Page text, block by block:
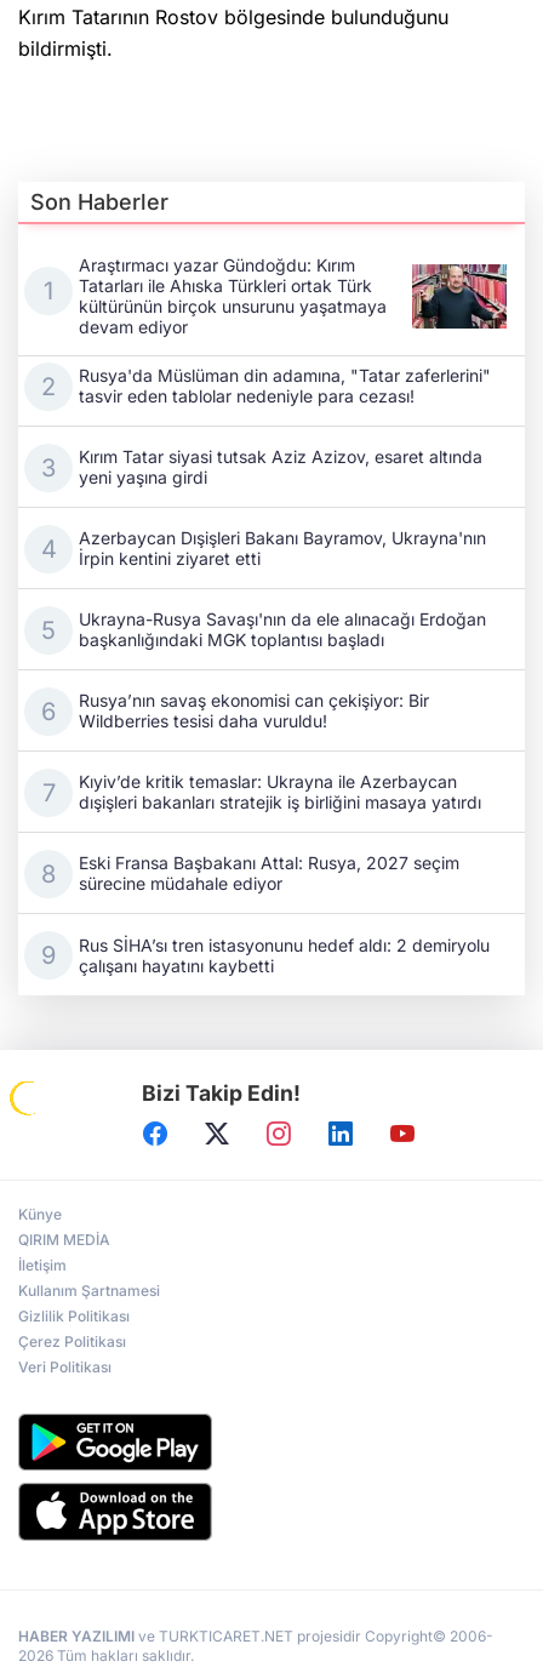
Kırım Tatarının Rostov bölgesinde bulunduğunu
bildirmişti.
Son Haberler
Araştırmacı yazar Gündoğdu: Kırım
Tatarları ile Ahıska Türkleri ortak Türk
kültürünün birçok unsurunu yaşatmaya
devam ediyor
Rusya'da Müslüman din adamına, "Tatar zaferlerini"
tasvir eden tablolar nedeniyle para cezası!
Kırım Tatar siyasi tutsak Aziz Azizov, esaret altında
yeni yaşına girdi
Azerbaycan Dışişleri Bakanı Bayramov, Ukrayna'nın
İrpin kentini ziyaret etti
Ukrayna-Rusya Savaşı'nın da ele alınacağı Erdoğan
başkanlığındaki MGK toplantısı başladı
Rusya’nın savaş ekonomisi can çekişiyor: Bir
Wildberries tesisi daha vuruldu!
Kıyiv’de kritik temaslar: Ukrayna ile Azerbaycan
dışişleri bakanları stratejik iş birliğini masaya yatırdı
Eski Fransa Başbakanı Attal: Rusya, 2027 seçim
sürecine müdahale ediyor
Rus SİHA’sı tren istasyonunu hedef aldı: 2 demiryolu
çalışanı hayatını kaybetti
Bizi Takip Edin!
Künye
QIRIM MEDİA
İletişim
Kullanım Şartnamesi
Gizlilik Politikası
Çerez Politikası
Veri Politikası
HABER YAZILIMI ve TURKTICARET.NET projesidir Copyright© 2006-
2026 Tüm hakları saklıdır.